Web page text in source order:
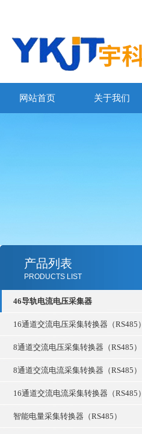
网站首页 关于我们
产品列表
PRODUCTS LIST
46导轨电流电压采集器
16通道交流电压采集转换器（RS485）
8通道交流电压采集转换器（RS485）
8通道交流电流采集转换器（RS485）
16通道交流电流采集转换器（RS485）
智能电量采集转换器（RS485）